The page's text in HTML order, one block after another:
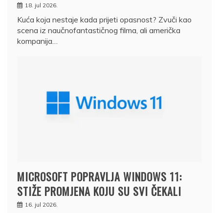
18. jul 2026.
Kuća koja nestaje kada prijeti opasnost? Zvuči kao
scena iz naučnofantastičnog filma, ali američka
kompanija…
MICROSOFT POPRAVLJA WINDOWS 11:
STIŽE PROMJENA KOJU SU SVI ČEKALI
16. jul 2026.